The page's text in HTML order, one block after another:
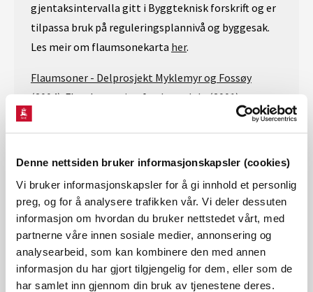
Denne nettsiden bruker informasjonskapsler (cookies)
Vi bruker informasjonskapsler for å gi innhold et personlig
preg, og for å analysere trafikken vår. Vi deler dessuten
informasjon om hvordan du bruker nettstedet vårt, med
partnerne våre innen sosiale medier, annonsering og
analysearbeid, som kan kombinere den med annen
informasjon du har gjort tilgjengelig for dem, eller som de
har samlet inn gjennom din bruk av tjenestene deres.
gjentaksintervalla gitt i Byggteknisk forskrift og er
tilpassa bruk på reguleringsplannivå og byggesak.
Les meir om flaumsonekarta her.
Flaumsoner - Delprosjekt Myklemyr og Fossøy
(2004). Flomberegning forJostedøla (2001).
Aktsemdkart - for områder uten faresonekart
Om det ikkje fins faresonekart for alle skredtypar
for din kommune kan ein bruke aktsemdkart til å
avgrense omsynsoner iarealplanen